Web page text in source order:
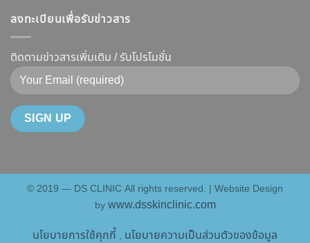
ดี
วิธี
นาน
ที่สุด
ผลลัพธ์
ต่าง
สมบูรณ์
สำหรับ
คน
อยาก
ลงทะเบียนเพื่อรับข่าวสาร
ติดตามข่าวสารเพิ่มเติม / รับโปรโมชั่น
© 2019 — DS CLINIC All rights reserved. | Website Design
bywww.dsskinclinic.com
นโยบายการใช้คุกกี้ , นโยบายความเป็นส่วนตัวของข้อมูล